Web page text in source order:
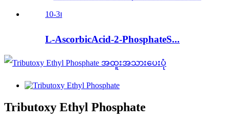
L-AscorbicAcid-2-PhosphateS...
Tributoxy Ethyl Phosphate